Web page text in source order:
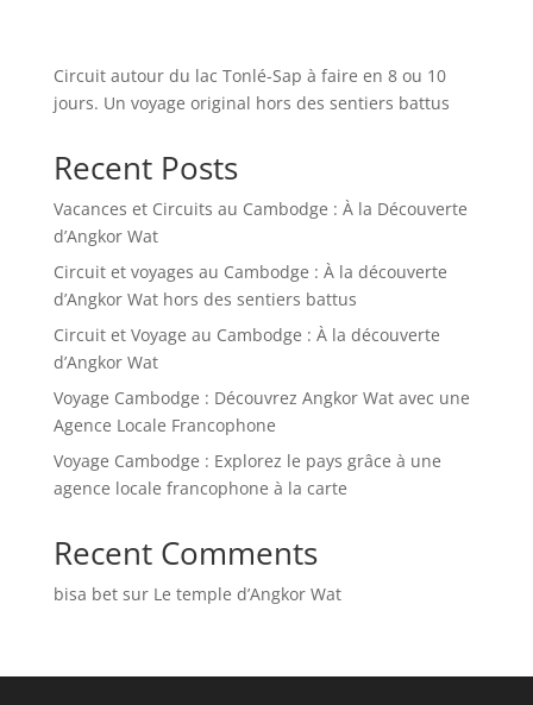
Circuit autour du lac Tonlé-Sap à faire en 8 ou 10
jours. Un voyage original hors des sentiers battus
Recent Posts
Vacances et Circuits au Cambodge : À la Découverte
d’Angkor Wat
Circuit et voyages au Cambodge : À la découverte
d’Angkor Wat hors des sentiers battus
Circuit et Voyage au Cambodge : À la découverte
d’Angkor Wat
Voyage Cambodge : Découvrez Angkor Wat avec une
Agence Locale Francophone
Voyage Cambodge : Explorez le pays grâce à une
agence locale francophone à la carte
Recent Comments
bisa betsur Le temple d’Angkor Wat